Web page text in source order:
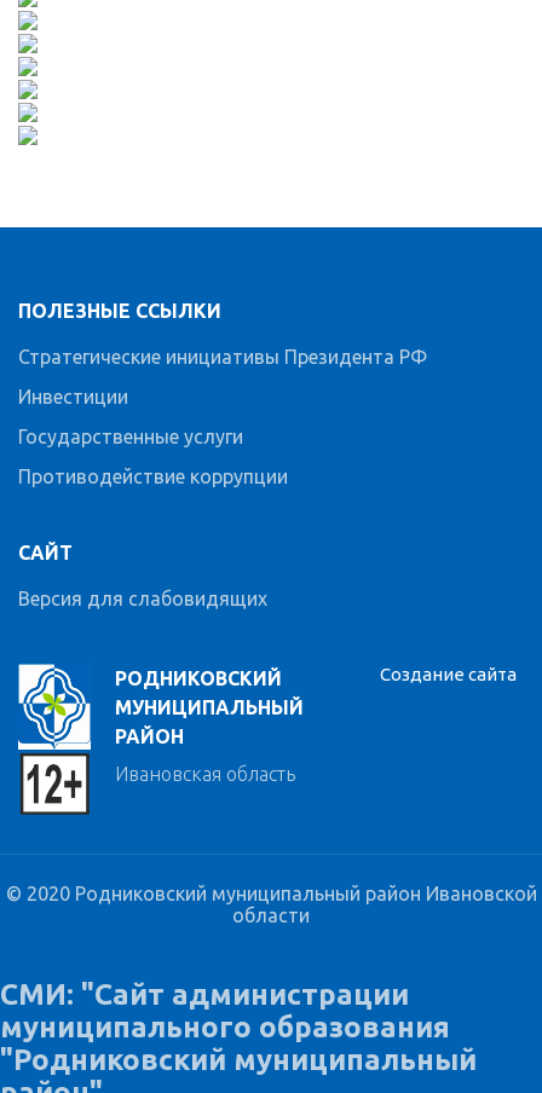
РОДНИКОВСКИЙ
МУНИЦИПАЛЬНЫЙ
РАЙОН
Ивановская область
ПОЛЕЗНЫЕ ССЫЛКИ
Стратегические инициативы Президента РФ
Инвестиции
Государственные услуги
Противодействие коррупции
САЙТ
Версия для слабовидящих
Создание сайта
© 2020 Родниковский муниципальный район Ивановской
области
СМИ: "Сайт администрации
муниципального образования
"Родниковский муниципальный